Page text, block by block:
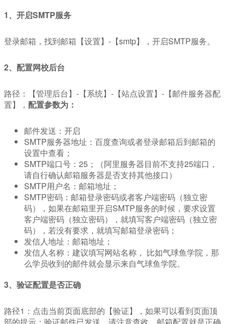
1、开启SMTP服务
登录邮箱，找到邮箱【设置】-【smtp】，开启SMTP服务。
2、配置网校后台
路径：【管理后台】-【系统】-【站点设置】-【邮件服务器配
置】， 配置参数为：
邮件发送：开启
SMTP服务器地址：百度查询或者登录邮箱后到邮箱的
设置中查看；
SMTP端口号：25；（阿里服务器目前不支持25端口，
请自行确认邮箱服务器是否支持其他接口）
SMTP用户名：邮箱地址；
SMTP密码：邮箱登录密码或者客户端密码（独立密
码），如果在邮箱里开启SMTP服务的时候，要求设置
客户端密码 （独立密码），就填写客户端密码（独立密
码），若没有要求，就填写邮箱登录密码；
发信人地址：邮箱地址；
发信人名称：建议填写网站名称， 比如气球鱼学院，那
么学员收到的邮件就会显示来自气球鱼学院。
3、验证配置是否正确
路径1：点击当前页面底部的【验证】，如果可以看到页面顶
部的提示：验证邮件已发送，请注意查收，邮箱配置就是正确